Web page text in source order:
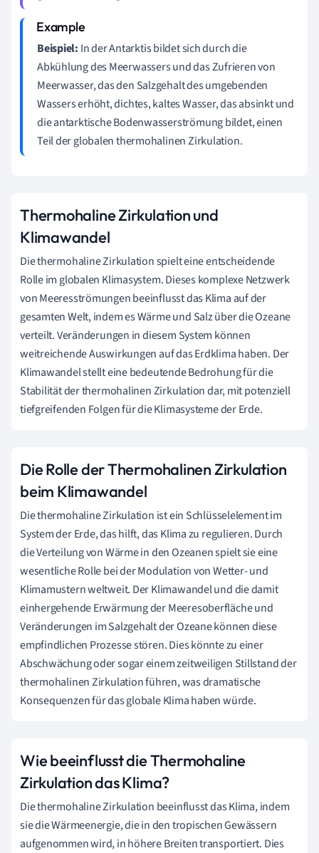
Beispiel: In der Antarktis bildet sich durch die
Abkühlung des Meerwassers und das Zufrieren von
Meerwasser, das den Salzgehalt des umgebenden
Wassers erhöht, dichtes, kaltes Wasser, das absinkt und
die antarktische Bodenwasserströmung bildet, einen
Teil der globalen thermohalinen Zirkulation.
Thermohaline Zirkulation und
Klimawandel
Die thermohaline Zirkulation spielt eine entscheidende
Rolle im globalen Klimasystem. Dieses komplexe Netzwerk
von Meeresströmungen beeinflusst das Klima auf der
gesamten Welt, indem es Wärme und Salz über die Ozeane
verteilt. Veränderungen in diesem System können
weitreichende Auswirkungen auf das Erdklima haben. Der
Klimawandel stellt eine bedeutende Bedrohung für die
Stabilität der thermohalinen Zirkulation dar, mit potenziell
tiefgreifenden Folgen für die Klimasysteme der Erde.
Die Rolle der Thermohalinen Zirkulation
beim Klimawandel
Die thermohaline Zirkulation ist ein Schlüsselelement im
System der Erde, das hilft, das Klima zu regulieren. Durch
die Verteilung von Wärme in den Ozeanen spielt sie eine
wesentliche Rolle bei der Modulation von Wetter- und
Klimamustern weltweit. Der Klimawandel und die damit
einhergehende Erwärmung der Meeresoberfläche und
Veränderungen im Salzgehalt der Ozeane können diese
empfindlichen Prozesse stören. Dies könnte zu einer
Abschwächung oder sogar einem zeitweiligen Stillstand der
thermohalinen Zirkulation führen, was dramatische
Konsequenzen für das globale Klima haben würde.
Wie beeinflusst die Thermohaline
Zirkulation das Klima?
Die thermohaline Zirkulation beeinflusst das Klima, indem
sie die Wärmeenergie, die in den tropischen Gewässern
aufgenommen wird, in höhere Breiten transportiert. Dies